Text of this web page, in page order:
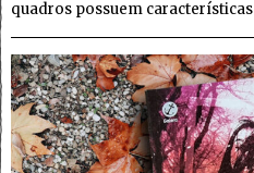
quadros possuem características